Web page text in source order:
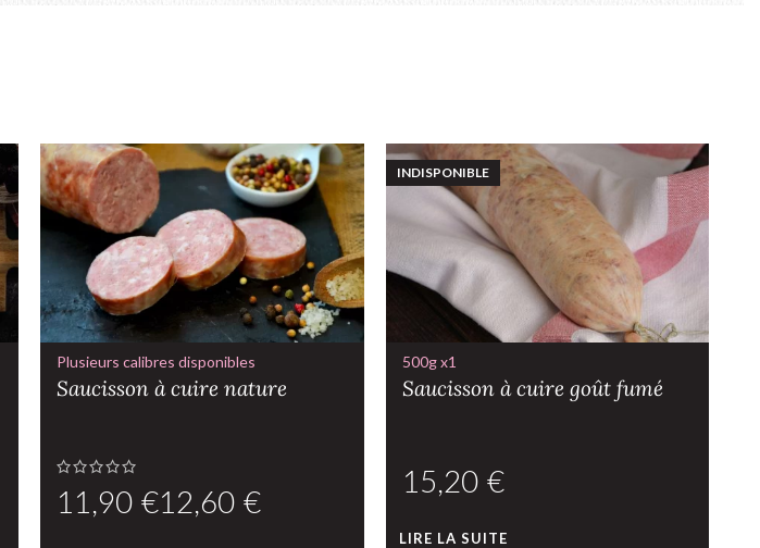
Plusieurs calibres disponibles
Saucisson à cuire nature
€ €
INDISPONIBLE
500g x1
Saucisson à cuire goût fumé
€
LIRE LA SUITE